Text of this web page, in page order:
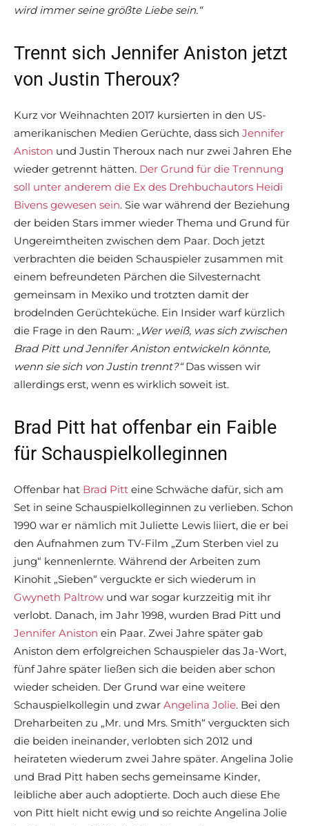
wird immer seine größte Liebe sein.“
Trennt sich Jennifer Aniston jetzt
von Justin Theroux?
Kurz vor Weihnachten 2017 kursierten in den US-
amerikanischen Medien Gerüchte, dass sich Jennifer
Aniston und Justin Theroux nach nur zwei Jahren Ehe
wieder getrennt hätten. Der Grund für die Trennung
soll unter anderem die Ex des Drehbuchautors Heidi
Bivens gewesen sein. Sie war während der Beziehung
der beiden Stars immer wieder Thema und Grund für
Ungereimtheiten zwischen dem Paar. Doch jetzt
verbrachten die beiden Schauspieler zusammen mit
einem befreundeten Pärchen die Silvesternacht
gemeinsam in Mexiko und trotzten damit der
brodelnden Gerüchteküche. Ein Insider warf kürzlich
die Frage in den Raum: „Wer weiß, was sich zwischen
Brad Pitt und Jennifer Aniston entwickeln könnte,
wenn sie sich von Justin trennt?“Das wissen wir
allerdings erst, wenn es wirklich soweit ist.
Brad Pitt hat offenbar ein Faible
für Schauspielkolleginnen
Offenbar hat Brad Pitt eine Schwäche dafür, sich am
Set in seine Schauspielkolleginnen zu verlieben. Schon
1990 war er nämlich mit Juliette Lewis liiert, die er bei
den Aufnahmen zum TV-Film „Zum Sterben viel zu
jung“ kennenlernte. Während der Arbeiten zum
Kinohit „Sieben“ verguckte er sich wiederum in
Gwyneth Paltrow und war sogar kurzzeitig mit ihr
verlobt. Danach, im Jahr 1998, wurden Brad Pitt und
Jennifer Aniston ein Paar. Zwei Jahre später gab
Aniston dem erfolgreichen Schauspieler das Ja-Wort,
fünf Jahre später ließen sich die beiden aber schon
wieder scheiden. Der Grund war eine weitere
Schauspielkollegin und zwar Angelina Jolie. Bei den
Dreharbeiten zu „Mr. und Mrs. Smith“ verguckten sich
die beiden ineinander, verlobten sich 2012 und
heirateten wiederum zwei Jahre später. Angelina Jolie
und Brad Pitt haben sechs gemeinsame Kinder,
leibliche aber auch adoptierte. Doch auch diese Ehe
von Pitt hielt nicht ewig und so reichte Angelina Jolie